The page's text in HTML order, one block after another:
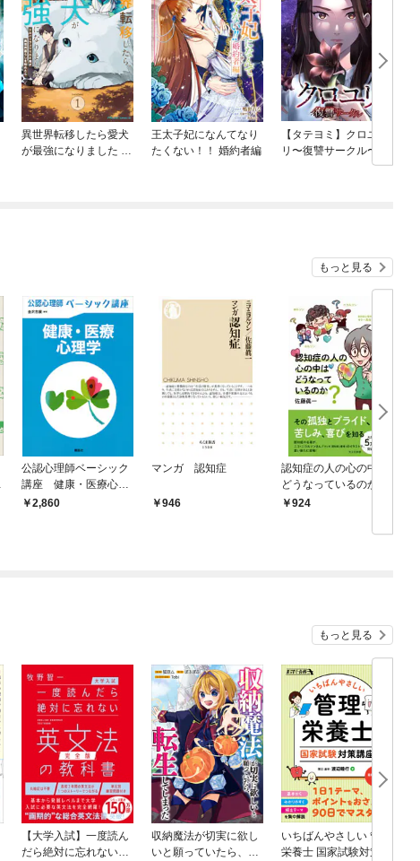
異世界転移したら愛犬
が最強になりました ～
王太子妃になんてなり
たくない！！ 婚約者編
【タテヨミ】クロユ
リ〜復讐サークル〜
もっと見る
公認心理師ベーシック
講座 健康・医療心理
学2,860
マンガ 認知症
946
認知症の人の心の中は
どうなっているのか？
924
もっと見る
【大学入試】一度読ん
だら絶対に忘れない英
収納魔法が切実に欲し
いと願っていたら、転
いちばんやさしい 管理
栄養士 国家試験対策講